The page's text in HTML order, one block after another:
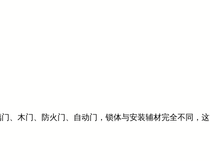
、木门、防火门、自动门，锁体与安装辅材完全不同，这